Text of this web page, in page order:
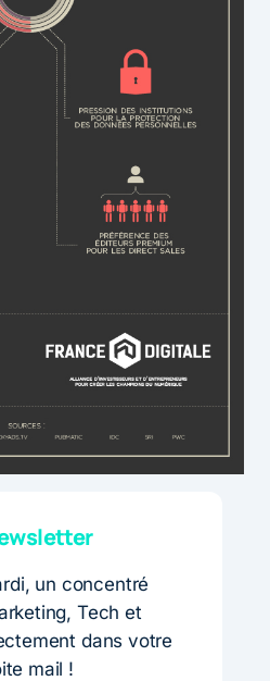
un concentré
Tech et
dans votre
mail !